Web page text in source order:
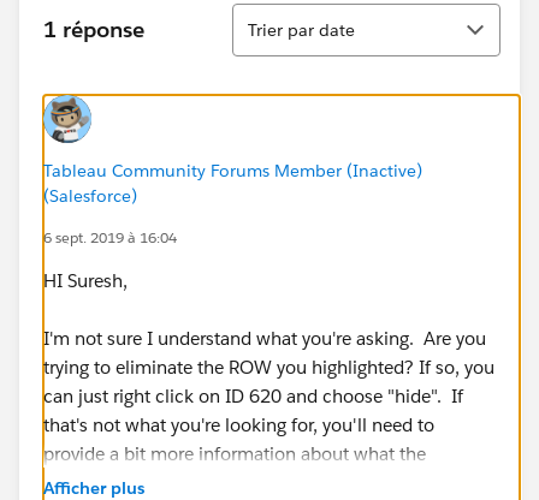
1 réponse
Tri
Trier par date
Tableau Community Forums Member (Inactive)
(Salesforce)
6 sept. 2019 à 16:04
HI Suresh,
I'm not sure I understand what you're asking. Are you
trying to eliminate the ROW you highlighted? If so, you
can just right click on ID 620 and choose "hide". If
that's not what you're looking for, you'll need to
provide a bit more information about what the
problem is. Thanks!
Afficher plus